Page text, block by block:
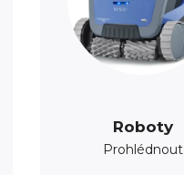
Roboty
Prohlédnout